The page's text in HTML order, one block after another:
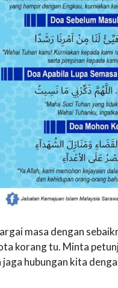
masa dengan
korang tu. Minta
hubungan kita